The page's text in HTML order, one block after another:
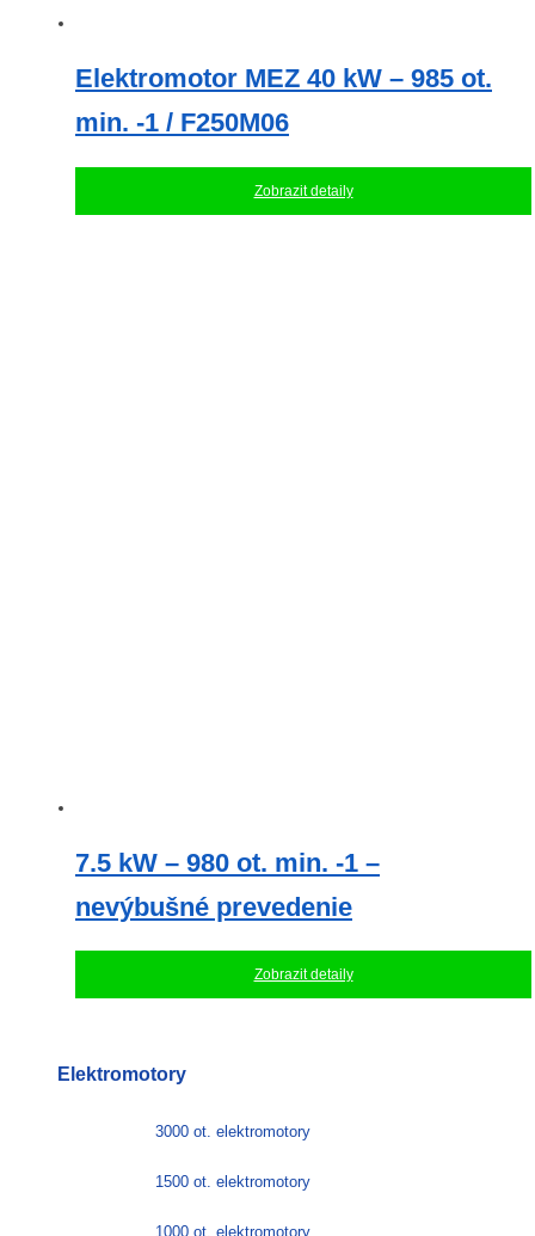
Elektromotor MEZ 40 kW – 985 ot.
min. -1 / F250M06
Zobrazit detaily
7.5 kW – 980 ot. min. -1 –
nevýbušné prevedenie
Zobrazit detaily
Elektromotory
3000 ot. elektromotory
1500 ot. elektromotory
1000 ot. elektromotory